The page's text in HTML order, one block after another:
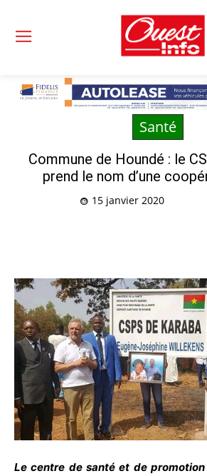
Santé
Commune de Houndé : le
prend le nom d’une
15 janvier 2020
Le centre de santé et de promotion